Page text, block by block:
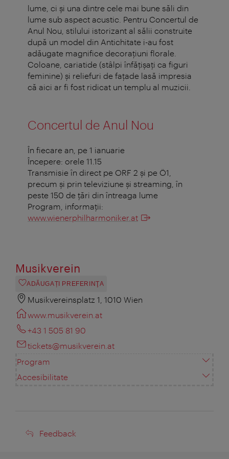
lume, ci şi una dintre cele mai bune săli din
lume sub aspect acustic. Pentru Concertul de
Anul Nou, stilului istorizant al sălii construite
după un model din Antichitate i-au fost
adăugate magnifice decoraţiuni florale.
Coloane, cariatide (stâlpi înfățișați ca figuri
feminine) și reliefuri de faţade lasă impresia
că aici ar fi fost ridicat un templu al muzicii.
Concertul de Anul Nou
În fiecare an, pe 1 ianuarie
Începere: orele 11.15
Transmisie în direct pe ORF 2 și pe Ö1,
precum și prin televiziune și streaming, în
peste 150 de țări din întreaga lume
Program, informaţii:
www.wienerphilharmoniker.at
Musikverein
ADĂUGAȚI PREFERINŢA
Musikvereinsplatz 1, 1010 Wien
www.musikverein.at
+43 1 505 81 90
tickets@musikverein.at
Program
Accesibilitate
Feedback
Feedback